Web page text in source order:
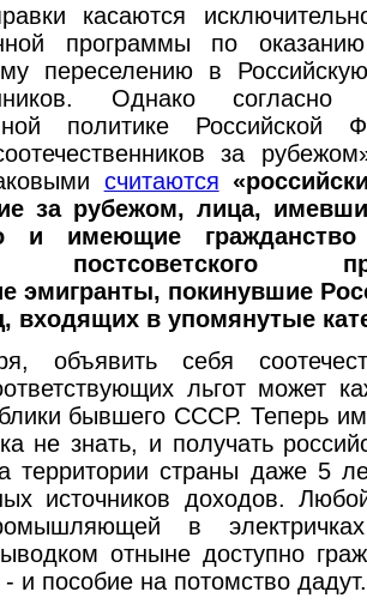
касаются
программы по
переселению в
Однако
политике Российской
за
считаются
за рубежом, лица,
и имеющие
постсоветского
эмигранты, покинувшие
входящих в упомянутые
объявить себя
льгот может
бывшего СССР. Теперь
не знать, и получать
территории страны даже 5
источников доходов.
в
отныне доступно
и пособие на потомство дадут.